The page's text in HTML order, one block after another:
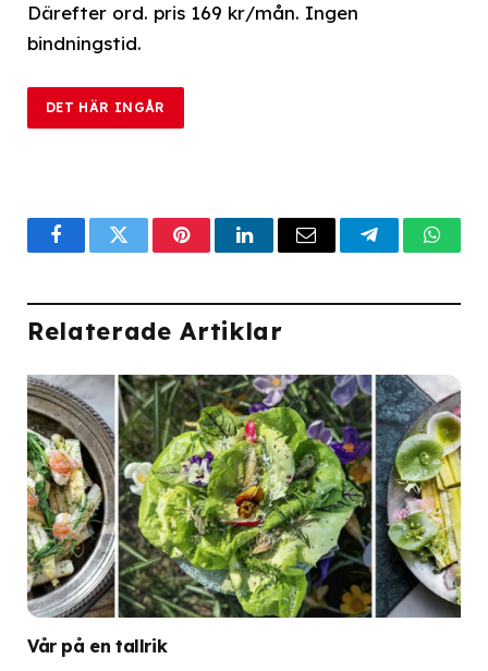
Därefter ord. pris 169 kr/mån. Ingen
bindningstid.
DET HÄR INGÅR
FacebookTwitterPinterestLinkedInEmail Telegram
Relaterade Artiklar
Vår på en tallrik